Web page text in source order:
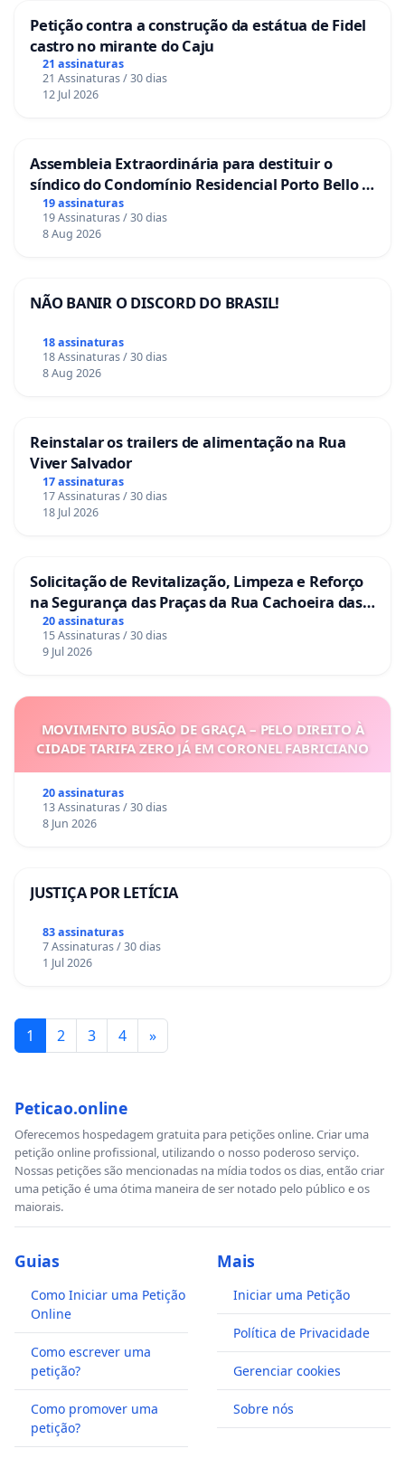
Petição contra a construção da estátua de Fidel
castro no mirante do Caju
21 assinaturas
21 Assinaturas / 30 dias
12 Jul 2026
Assembleia Extraordinária para destituir o
síndico do Condomínio Residencial Porto Bello -
La Casa
19 assinaturas
19 Assinaturas / 30 dias
8 Aug 2026
NÃO BANIR O DISCORD DO BRASIL!
18 assinaturas
18 Assinaturas / 30 dias
8 Aug 2026
Reinstalar os trailers de alimentação na Rua
Viver Salvador
17 assinaturas
17 Assinaturas / 30 dias
18 Jul 2026
Solicitação de Revitalização, Limpeza e Reforço
na Segurança das Praças da Rua Cachoeira das
Sete Ilhas
20 assinaturas
15 Assinaturas / 30 dias
9 Jul 2026
MOVIMENTO BUSÃO DE GRAÇA – PELO DIREITO À
CIDADE TARIFA ZERO JÁ EM CORONEL FABRICIANO
20 assinaturas
13 Assinaturas / 30 dias
8 Jun 2026
JUSTIÇA POR LETÍCIA
83 assinaturas
7 Assinaturas / 30 dias
1 Jul 2026
1 2 3 4 »
Peticao.online
Oferecemos hospedagem gratuita para petições online. Criar uma
petição online profissional, utilizando o nosso poderoso serviço.
Nossas petições são mencionadas na mídia todos os dias, então criar
uma petição é uma ótima maneira de ser notado pelo público e os
maiorais.
Guias
Como Iniciar uma Petição
Online
Como escrever uma
petição?
Como promover uma
petição?
Mais
Iniciar uma Petição
Política de Privacidade
Gerenciar cookies
Sobre nós